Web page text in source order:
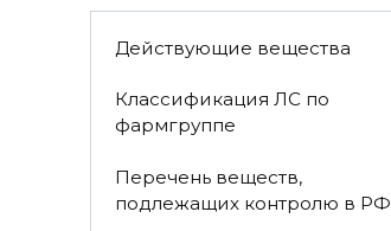
Действующие вещества
Классификация ЛС по
фармгруппе
Перечень веществ,
подлежащих контролю в РФ